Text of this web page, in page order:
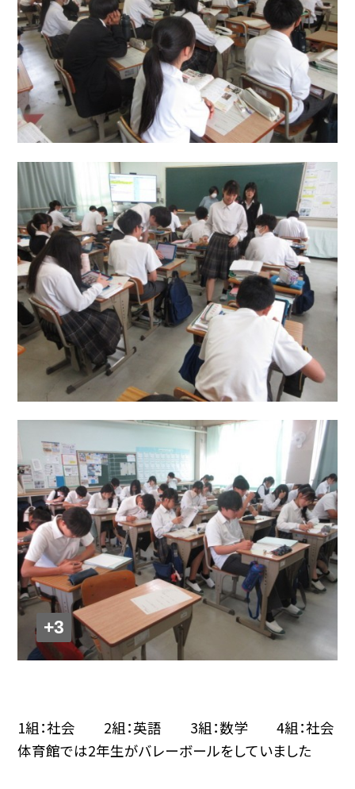
+3
1組：社会 2組：英語 3組：数学 4組：社会
体育館では2年生がバレーボールをしていました